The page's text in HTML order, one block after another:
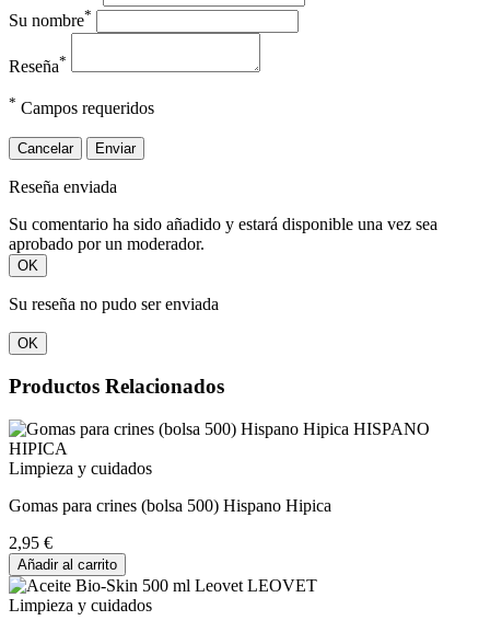
Su nombre*
Reseña*
* Campos requeridos
Cancelar Enviar
Reseña enviada
Su comentario ha sido añadido y estará disponible una vez sea
aprobado por un moderador.
OK
Su reseña no pudo ser enviada
OK
Productos Relacionados
Limpieza y cuidados
Gomas para crines (bolsa 500) Hispano Hipica
2,95 €
Añadir al carrito
Limpieza y cuidados